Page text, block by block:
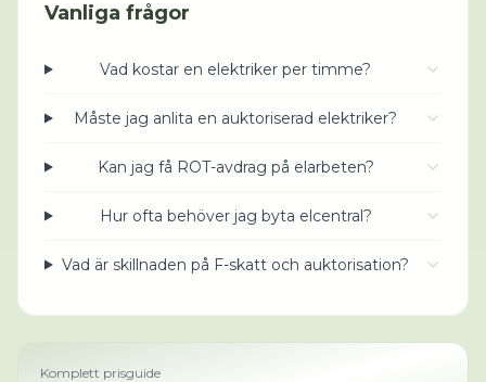
Vanliga frågor
Vad kostar en elektriker per timme?
Måste jag anlita en auktoriserad elektriker?
Kan jag få ROT-avdrag på elarbeten?
Hur ofta behöver jag byta elcentral?
Vad är skillnaden på F-skatt och auktorisation?
Komplett prisguide